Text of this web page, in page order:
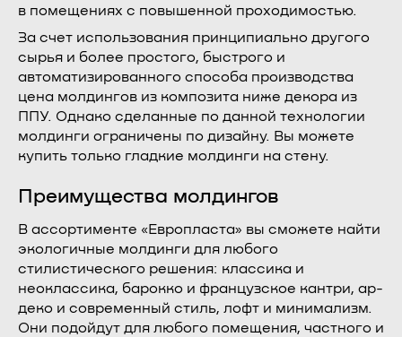
в помещениях с повышенной проходимостью.
За счет использования принципиально другого
сырья и более простого, быстрого и
автоматизированного способа производства
цена молдингов из композита ниже декора из
ППУ. Однако сделанные по данной технологии
молдинги ограничены по дизайну. Вы можете
купить только гладкие молдинги на стену.
Преимущества молдингов
В ассортименте «Европласта» вы сможете найти
экологичные молдинги для любого
стилистического решения: классика и
неоклассика, барокко и французское кантри, ар-
деко и современный стиль, лофт и минимализм.
Они подойдут для любого помещения, частного и